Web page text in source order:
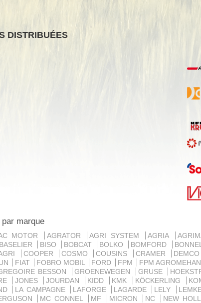
DISTRIBUÉES
marque
MOTOR AGRATOR AGRI SYSTEM AGRIA
BASELIER BISO BOBCAT BOLKO BOMFORD BONNEL
COOPER COSMO COUSINS CRAMER DEMCO
FIAT FOBRO MOBIL FORD FPM FPM
BESSON GROENEWEGEN GRUSE
JONES JOURDAN KIDD KMK KÖCKERLING
LA CAMPAGNE LAFORGE LAGARDE LELY
MC CONNEL MF MICRON NC NEW